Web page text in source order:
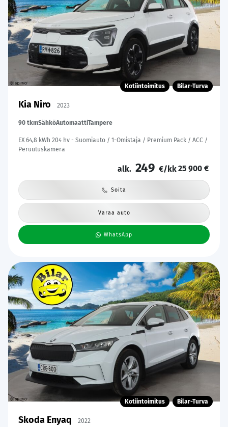
Kotiintoimitus Bilar-Turva
Kia Niro 2023
90 tkmSähköAutomaattiTampere
EX 64,8 kWh 204 hv - Suomiauto / 1-Omistaja / Premium Pack / ACC /
Peruutuskamera
alk. 249 €/kk25 900 €
Soita
Varaa auto
WhatsApp
Kotiintoimitus Bilar-Turva
Skoda Enyaq 2022